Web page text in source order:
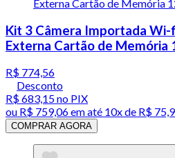
Kit 3 Câmera Importada
Externa Cartão de Memória
R$ 774,56
Desconto
R$ 683,15no PIX
ou R$ 759,06em até 10x de R$
COMPRAR AGORA